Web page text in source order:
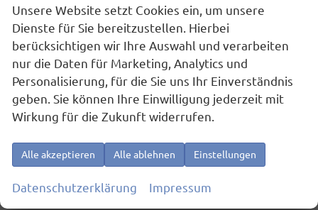
Distanzregelung ACC mit ""stop & go"" und
Geschwindigkeitsbegrenzer, Schiebetür links und
rechts sowie Heckklappe mit Zuziehhilfe,
Spurhalteassistent ""Lane Assist"",
Spurwechselassistent ""Side Assist"" inkl. ""Blind
Spot Detection"" (Totwinkelerkennung im Spiegel),
Spurhalteassistent ""Lane Assist"",
Spot Detection"" (Totwinkelerkennung im Spiegel),
Werksanschlussgarantie auf 5 Jahre / max.
100.000 km.
Unsere Website setzt Cookies ein, um unsere
Dienste für Sie bereitzustellen. Hierbei
berücksichtigen wir Ihre Auswahl und verarbeiten
nur die Daten für Marketing, Analytics und
Personalisierung, für die Sie uns Ihr Einverständnis
geben. Sie können Ihre Einwilligung jederzeit mit
Wirkung für die Zukunft widerrufen.
Alle akzeptieren Alle ablehnen Einstellungen
Datenschutzerklärung Impressum